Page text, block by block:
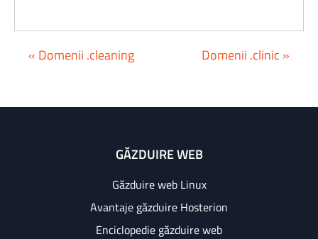
« Domenii .cleaning Domenii .clinic »
GĂZDUIRE WEB
Găzduire web Linux
Avantaje găzduire Hosterion
Enciclopedie găzduire web